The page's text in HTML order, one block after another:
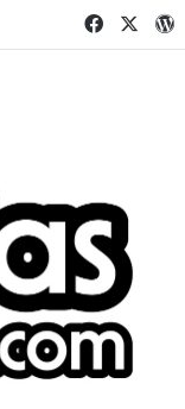
Facebook